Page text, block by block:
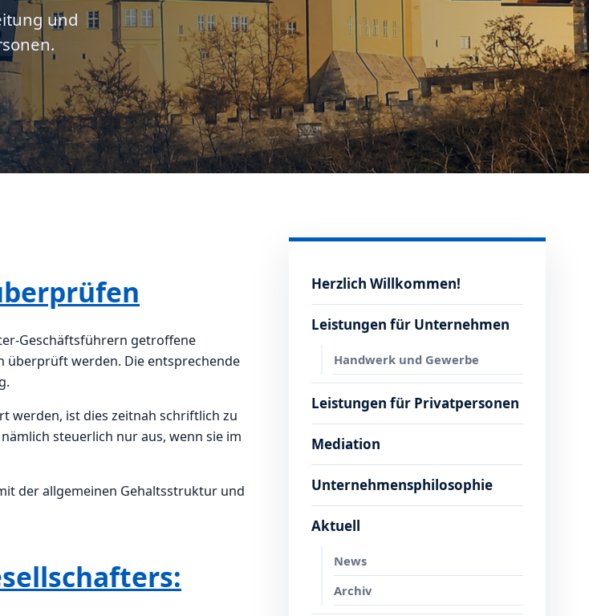
und
Geschäftsführern getroffene
überprüft werden. Die entsprechende
werden, ist dies zeitnah schriftlich zu
steuerlich nur aus, wenn sie im
der allgemeinen Gehaltsstruktur und
Herzlich Willkommen!
Leistungen für Unternehmen
Handwerk und Gewerbe
Leistungen für Privatpersonen
Mediation
Unternehmensphilosophie
Aktuell
News
Archiv